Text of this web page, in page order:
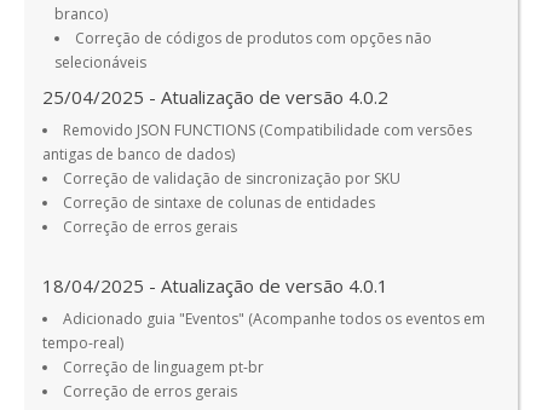
branco)
Correção de códigos de produtos com opções não
selecionáveis
25/04/2025 - Atualização de versão 4.0.2
Removido JSON FUNCTIONS (Compatibilidade com versões
antigas de banco de dados)
Correção de validação de sincronização por SKU
Correção de sintaxe de colunas de entidades
Correção de erros gerais
18/04/2025 - Atualização de versão 4.0.1
Adicionado guia "Eventos" (Acompanhe todos os eventos em
tempo-real)
Correção de linguagem pt-br
Correção de erros gerais